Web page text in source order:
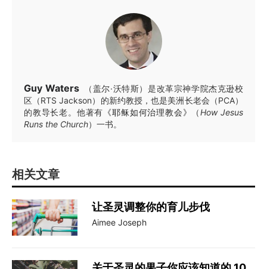
Guy Waters
（盖尔·沃特斯）是改革宗神学院杰克逊校
区（RTS Jackson）的新约教授，也是美洲长老会（PCA）
的教导长老。他著有 《耶稣如何治理教会》 （How Jesus
Runs the Church）一书。
相关文章
让圣灵调整你的育儿步伐
Aimee Joseph